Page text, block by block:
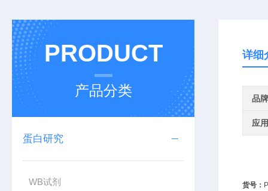
PRODUCT
产品分类
蛋白研究
WB试剂
详细
品牌
应
货号：